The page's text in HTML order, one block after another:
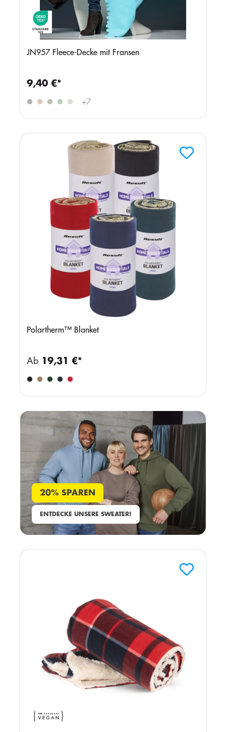
JN957 Fleece-Decke mit Fransen
+7
9,40 €*
Polartherm™ Blanket
Ab 19,31 €*
20% SPAREN
ENTDECKE UNSERE SWEATER!